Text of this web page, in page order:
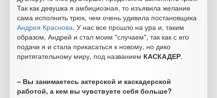
Так как девушка я амбициозная, то изъявила желание
сама исполнить трюк, чем очень удивила постановщика
Андрея Краснова. У нас все прошло на ура и, таким
образом, Андрей и стал моим "случаем", так как с его
подачи я и стала прикасаться к новому, но дико
притягательному миру, под названием КАСКАДЕР.
– Вы занимаетесь актерской и каскадерской
работой, а кем вы чувствуете себя больше?